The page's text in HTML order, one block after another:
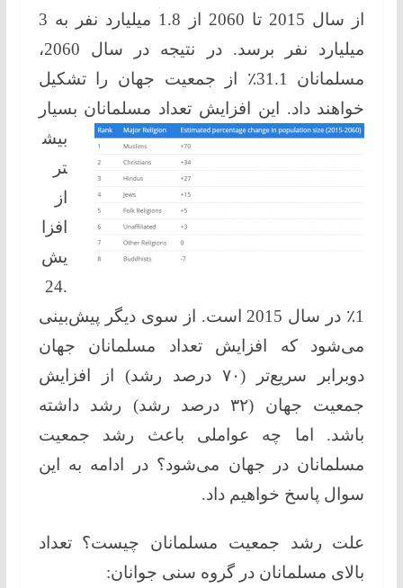
از سال 2015 تا 2060 از 1.8 میلیارد نفر به 3
میلیارد نفر برسد. در نتیجه در سال 2060،
مسلمانان 31.1٪ از جمعیت جهان را تشکیل
خواهند داد. این افزایش تعداد مسلمانان بسیار
بیش
تر
از
افزا
یش
24.
1٪ در سال 2015 است. از سوی دیگر پیش‌بینی
می‌شود که افزایش تعداد مسلمانان جهان
دوبرابر سریع‌تر (۷۰ درصد رشد) از افزایش
جمعیت جهان (۳۲ درصد رشد) رشد داشته
باشد. اما چه عواملی باعث رشد جمعیت
مسلمانان در جهان می‌شود؟ در ادامه به این
سوال پاسخ خواهیم داد.
علت رشد جمعیت مسلمانان چیست؟ تعداد
بالای مسلمانان در گروه سنی جوانان: